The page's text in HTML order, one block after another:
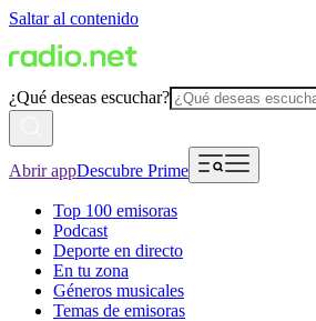
Saltar al contenido
¿Qué deseas escuchar?
Abrir appDescubre Prime
Top 100 emisoras
Podcast
Deporte en directo
En tu zona
Géneros musicales
Temas de emisoras